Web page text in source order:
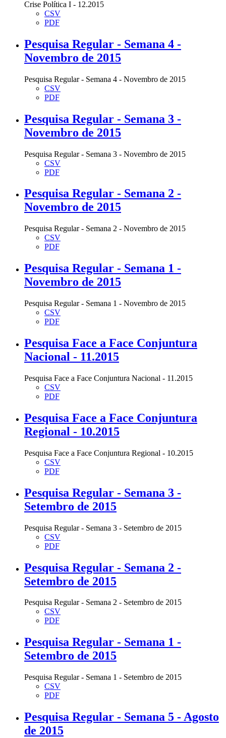
Crise Política I - 12.2015
CSV
PDF
Pesquisa Regular - Semana 4 -
Novembro de 2015
Pesquisa Regular - Semana 4 - Novembro de 2015
CSV
PDF
Pesquisa Regular - Semana 3 -
Novembro de 2015
Pesquisa Regular - Semana 3 - Novembro de 2015
CSV
PDF
Pesquisa Regular - Semana 2 -
Novembro de 2015
Pesquisa Regular - Semana 2 - Novembro de 2015
CSV
PDF
Pesquisa Regular - Semana 1 -
Novembro de 2015
Pesquisa Regular - Semana 1 - Novembro de 2015
CSV
PDF
Pesquisa Face a Face Conjuntura
Nacional - 11.2015
Pesquisa Face a Face Conjuntura Nacional - 11.2015
CSV
PDF
Pesquisa Face a Face Conjuntura
Regional - 10.2015
Pesquisa Face a Face Conjuntura Regional - 10.2015
CSV
PDF
Pesquisa Regular - Semana 3 -
Setembro de 2015
Pesquisa Regular - Semana 3 - Setembro de 2015
CSV
PDF
Pesquisa Regular - Semana 2 -
Setembro de 2015
Pesquisa Regular - Semana 2 - Setembro de 2015
CSV
PDF
Pesquisa Regular - Semana 1 -
Setembro de 2015
Pesquisa Regular - Semana 1 - Setembro de 2015
CSV
PDF
Pesquisa Regular - Semana 5 - Agosto
de 2015